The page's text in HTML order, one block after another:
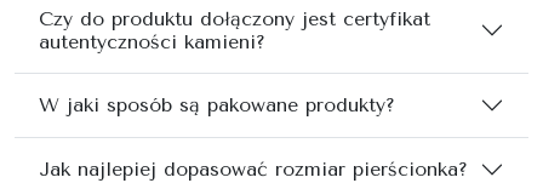
Czy do produktu dołączony jest certyfikat
autentyczności kamieni?
W jaki sposób są pakowane produkty?
Jak najlepiej dopasować rozmiar pierścionka?